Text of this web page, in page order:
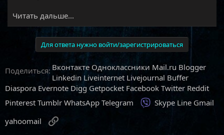
Читать дальше...
Для ответа нужно войти/зарегистрироваться
Поделиться: Вконтакте Одноклассники Mail.ru Blogger
Linkedin Liveinternet Livejournal Buffer
Diaspora Evernote Digg Getpocket Facebook Twitter Reddit
Pinterest Tumblr WhatsApp Telegram Viber
Skype Line Gmail
yahoomail